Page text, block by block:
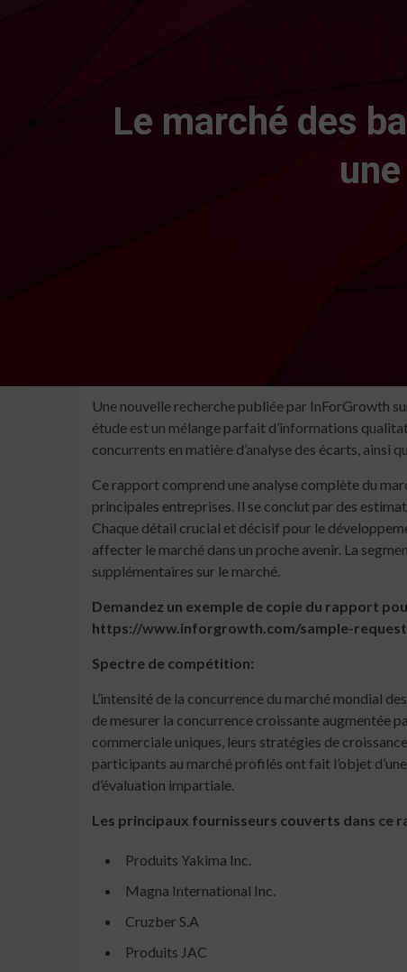
Le marché des
Une nouvelle recherche publiée par InForGrowth
étude est un mélange parfait d’informations
concurrents en matière d’analyse des écarts, ainsi
Ce rapport comprend une analyse complète du
principales entreprises. Il se conclut par des
Chaque détail crucial et décisif pour le
affecter le marché dans un proche avenir. La
supplémentaires sur le marché.
Demandez un exemple de copie du rapport
https://www.inforgrowth.com/sample-
Spectre de compétition:
L’intensité de la concurrence du marché mondial
de mesurer la concurrence croissante augmentée
commerciale uniques, leurs stratégies de
participants au marché profilés ont fait l’objet
d’évaluation impartiale.
Les principaux fournisseurs couverts dans ce
Produits Yakima Inc.
Magna International Inc.
Cruzber S.A
Produits JAC